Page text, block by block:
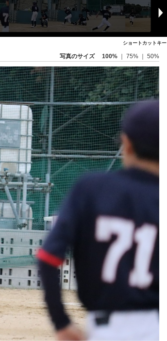
ショートカットキー
写真のサイズ 100% 75% 50%